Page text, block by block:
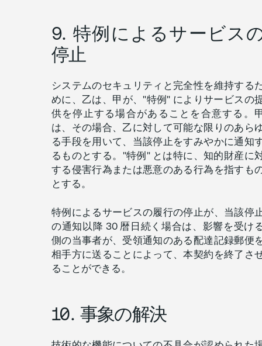
9. 特例によるサービス
停止
システムのセキュリティと完全性を維持する
めに、乙は、甲が、"特例" によりサービスの
供を停止する場合があることを合意する。
は、その場合、乙に対して可能な限りのあら
る手段を用いて、当該停止をすみやかに通知
るものとする。"特例" とは特に、知的財産に
する侵害行為または悪意のある行為を指すも
とする。
特例によるサービスの履行の停止が、当該停
の通知以降 30 暦日続く場合は、影響を受け
側の当事者が、受領通知のある配達記録郵便
相手方に送ることによって、本契約を終了さ
ることができる。
10. 事象の解決